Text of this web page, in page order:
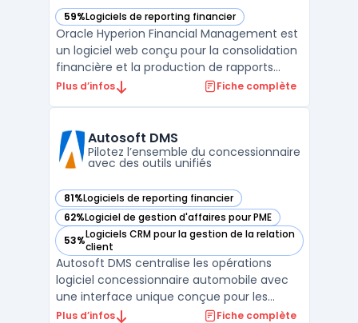
59%Logiciels de reporting financier
— voir Oracle Hyperion Financial Management dans cette
Oracle Hyperion Financial Management est
un logiciel web conçu pour la consolidation
financière et la production de rapports
réglementaires à l’échelle mondiale. Il
clôture et la centralisation des données
provenant de multip ...
Plus d’infos Fiche complète
Autosoft DMS
Pilotez l’ensemble du concessionnaire
avec des outils unifiés
81%Logiciels de reporting financier
— voir Autosoft DMS dans cette catégorie
62%Logiciel de gestion d'affaires pour PME
— voir Autosoft DMS dans cette catégorie
53%Logiciels CRM pour la gestion de la relation
client
— voir Autosoft DMS dans cette catégorie
Autosoft DMS centralise les opérations
logiciel concessionnaire automobile avec
une interface unique conçue pour les
concessions franchisées à faible ou moyen
Plus d’infos Fiche complète